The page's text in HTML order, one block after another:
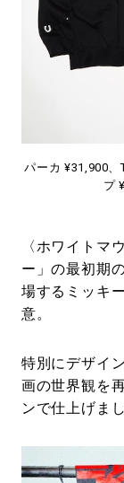
パーカ ¥31,900、
プ
〈ホワイトマ
ー」の最初期
場するミッキ
意。
特別にデザイ
画の世界観を
ンで仕上げまし